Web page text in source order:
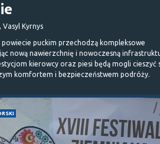
Kyrnys
puckim przechodzą kompleksowe
nową nawierzchnię i nowoczesną
kierowcy oraz piesi będą mogli cieszyć
komfortem i bezpieczeństwem podróży.